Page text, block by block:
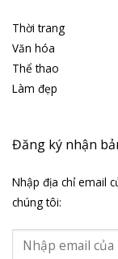
Thời trang
Văn hóa
Thể thao
Làm đẹp
Đăng ký nhận
Nhập địa chỉ email
chúng tôi: